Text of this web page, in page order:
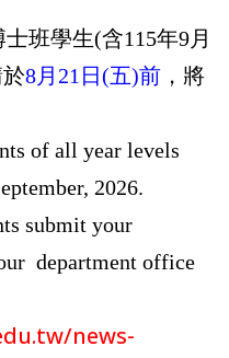
班學生(含115年9月
8月21日(五)前 ，將
of all year levels
2026.
submit your
department office
news-